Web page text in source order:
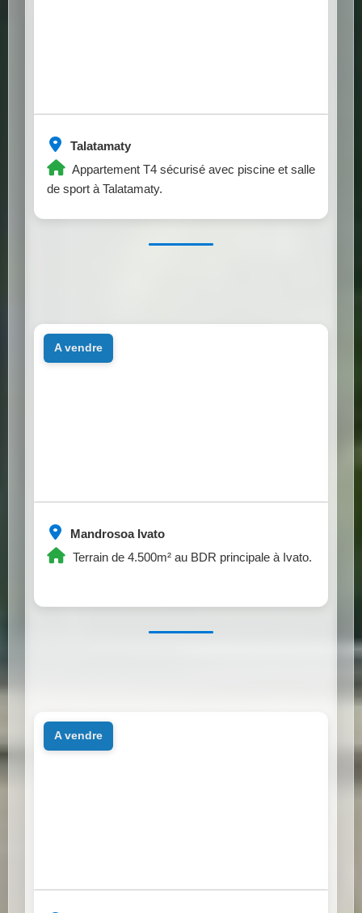
Talatamaty
Appartement T4 sécurisé avec piscine et salle
de sport à Talatamaty.
Mandrosoa Ivato
Terrain de 4.500m² au BDR principale à Ivato.
a vendre
a vendre